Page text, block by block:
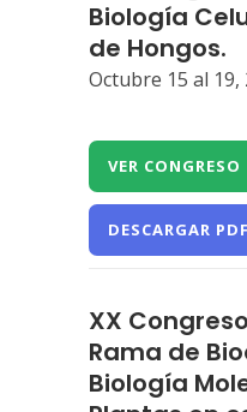
Biología
de Hongos.
Octubre 15 al 19,
VER CONGRESO
DESCARGAR PDF
XX
Rama de
Biología